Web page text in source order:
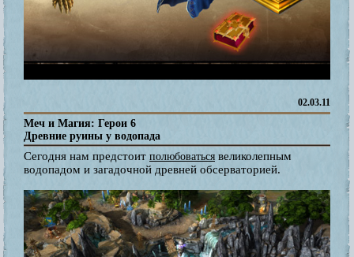
02.03.11
Меч и Магия: Герои 6
Древние руины у водопада
Сегодня нам предстоит полюбоваться великолепным
водопадом и загадочной древней обсерваторией.